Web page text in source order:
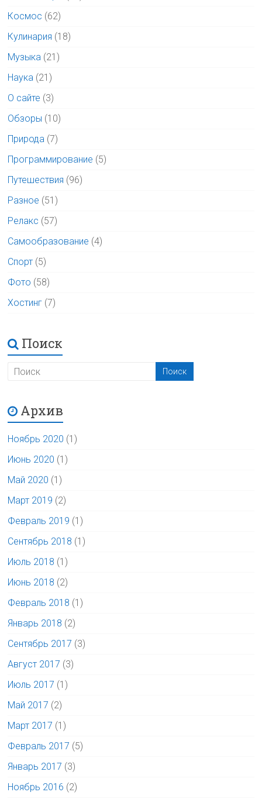
Космос (62)
Кулинария (18)
Музыка (21)
Наука (21)
О сайте (3)
Обзоры (10)
Природа (7)
Программирование (5)
Путешествия (96)
Разное (51)
Релакс (57)
Самообразование (4)
Спорт (5)
Фото (58)
Хостинг (7)
Поиск
Архив
Ноябрь 2020 (1)
Июнь 2020 (1)
Май 2020 (1)
Март 2019 (2)
Февраль 2019 (1)
Сентябрь 2018 (1)
Июль 2018 (1)
Июнь 2018 (2)
Февраль 2018 (1)
Январь 2018 (2)
Сентябрь 2017 (3)
Август 2017 (3)
Июль 2017 (1)
Май 2017 (2)
Март 2017 (1)
Февраль 2017 (5)
Январь 2017 (3)
Ноябрь 2016 (2)